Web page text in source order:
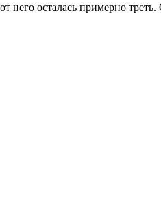
осталась примерно